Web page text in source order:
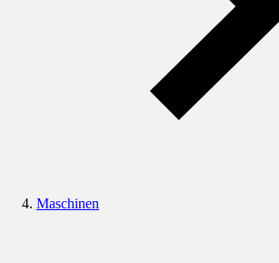
Maschinen